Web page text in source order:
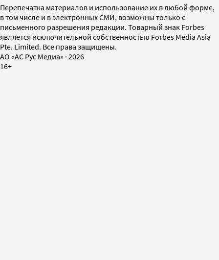
Перепечатка материалов и использование их в любой форме,
в том числе и в электронных СМИ, возможны только с
письменного разрешения редакции. Товарный знак Forbes
является исключительной собственностью Forbes Media Asia
Pte. Limited. Все права защищены.
AO «АС Рус Медиа» · 2026
16+